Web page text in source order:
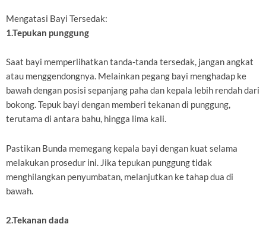
Mengatasi Bayi Tersedak:
1.Tepukan punggung
Saat bayi memperlihatkan tanda-tanda tersedak, jangan angkat
atau menggendongnya. Melainkan pegang bayi menghadap ke
bawah dengan posisi sepanjang paha dan kepala lebih rendah dari
bokong. Tepuk bayi dengan memberi tekanan di punggung,
terutama di antara bahu, hingga lima kali.
Pastikan Bunda memegang kepala bayi dengan kuat selama
melakukan prosedur ini. Jika tepukan punggung tidak
menghilangkan penyumbatan, melanjutkan ke tahap dua di
bawah.
2.Tekanan dada